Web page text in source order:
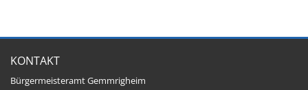
KONTAKT
Bürgermeisteramt Gemmrigheim